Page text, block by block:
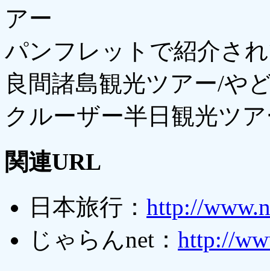
アー
パンフレットで紹介さ
良間諸島観光ツアー/や
クルーザー半日観光ツ
関連URL
日本旅行： http://
じゃらんnet： http://